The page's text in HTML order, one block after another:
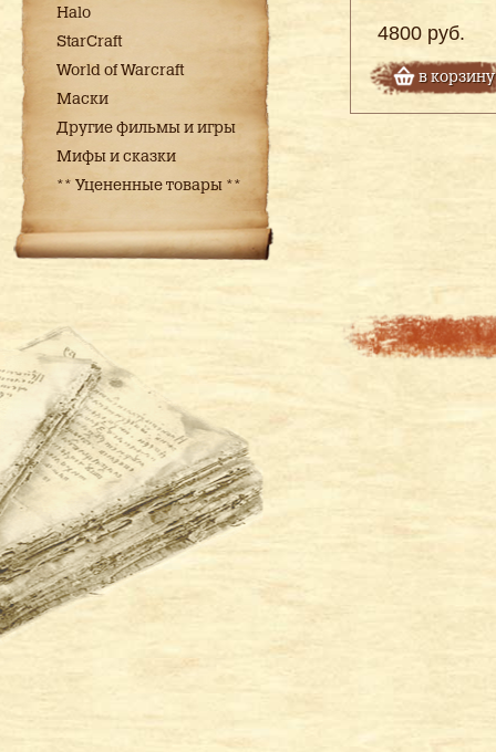
Halo
StarCraft
World of Warcraft
Маски
Другие фильмы и игры
Мифы и сказки
** Уцененные товары **
4800 руб.
в корзину